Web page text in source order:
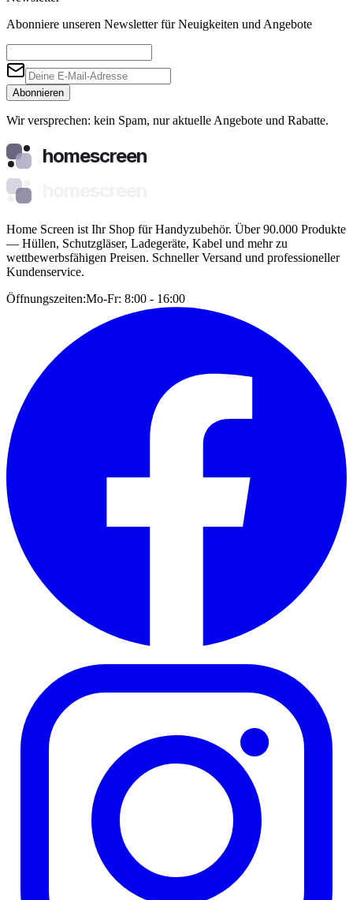
Abonniere unseren Newsletter für Neuigkeiten und Angebote
Abonnieren
Wir versprechen: kein Spam, nur aktuelle Angebote und Rabatte.
homescreen
Home Screen ist Ihr Shop für Handyzubehör. Über 90.000 Produkte
— Hüllen, Schutzgläser, Ladegeräte, Kabel und mehr zu
wettbewerbsfähigen Preisen. Schneller Versand und professioneller
Kundenservice.
Öffnungszeiten:Mo-Fr: 8:00 - 16:00